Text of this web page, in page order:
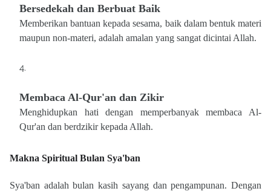
Bersedekah dan Berbuat Baik
Memberikan bantuan kepada sesama, baik dalam bentuk materi
maupun non-materi, adalah amalan yang sangat dicintai Allah.
Membaca Al-Qur'an dan Zikir
Menghidupkan hati dengan memperbanyak membaca Al-
Qur'an dan berdzikir kepada Allah.
Makna Spiritual Bulan Sya'ban
Sya'ban adalah bulan kasih sayang dan pengampunan. Dengan